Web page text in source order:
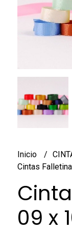
Inicio
Cintas
09 x